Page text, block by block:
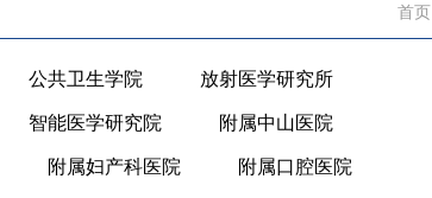
首页
公共卫生学院 放射医学研究所
智能医学研究院 附属中山医院
附属妇产科医院 附属口腔医院